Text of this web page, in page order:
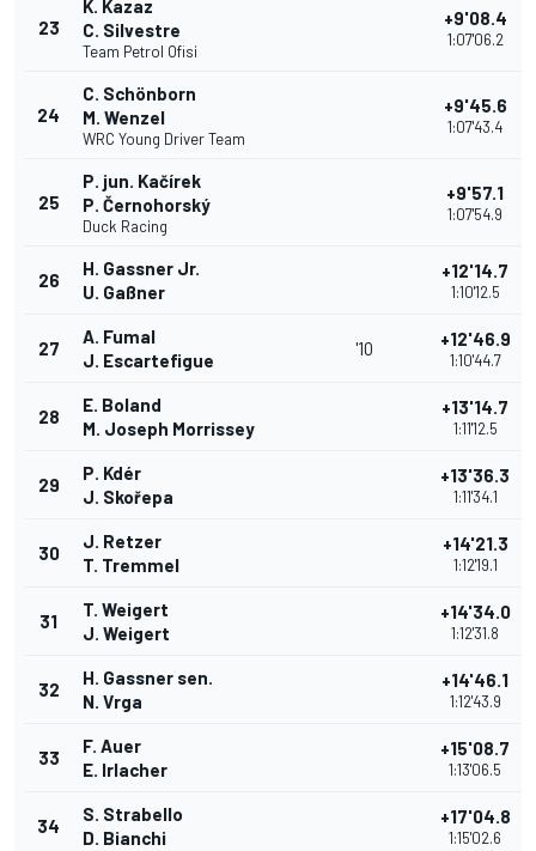
23
K. Kazaz
C. Silvestre
Team Petrol Ofisi
+9'08.4
1:07'06.2
24
C. Schönborn
M. Wenzel
WRC Young Driver Team
+9'45.6
1:07'43.4
25
P. jun. Kačírek
P. Černohorský
Duck Racing
+9'57.1
1:07'54.9
26
H. Gassner Jr.
U. Gaßner
+12'14.7
1:10'12.5
27
A. Fumal
J. Escartefigue
'10 +12'46.9
1:10'44.7
28
E. Boland
M. Joseph Morrissey
+13'14.7
1:11'12.5
29
P. Kdér
J. Skořepa
+13'36.3
1:11'34.1
30
J. Retzer
T. Tremmel
+14'21.3
1:12'19.1
31
T. Weigert
J. Weigert
+14'34.0
1:12'31.8
32
H. Gassner sen.
N. Vrga
+14'46.1
1:12'43.9
33
F. Auer
E. Irlacher
+15'08.7
1:13'06.5
34
S. Strabello
D. Bianchi
+17'04.8
1:15'02.6